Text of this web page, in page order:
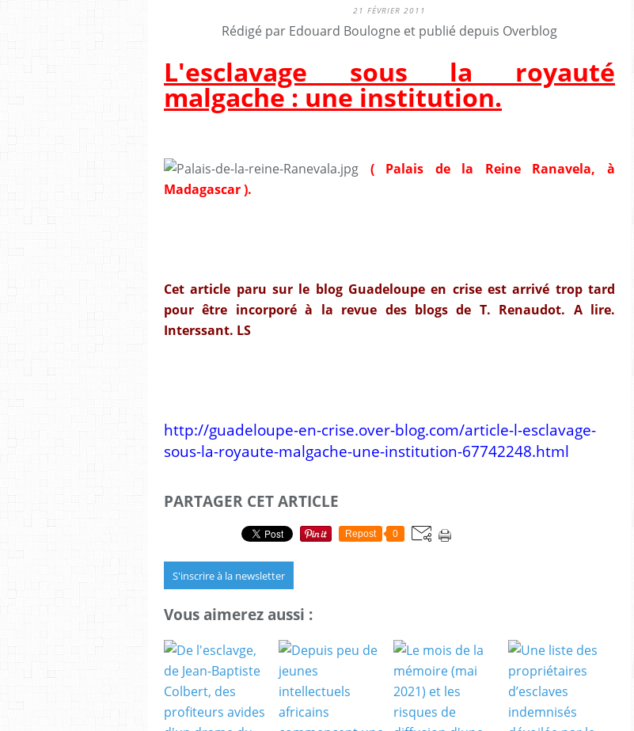
21 FÉVRIER 2011
Rédigé par Edouard Boulogne et publié depuis Overblog
L'esclavage sous la royauté
malgache : une institution.
( Palais de la Reine Ranavela, à
Madagascar ).
Cet article paru sur le blog Guadeloupe en crise est arrivé trop tard
pour être incorporé à la revue des blogs de T. Renaudot. A lire.
Interssant. LS
http://guadeloupe-en-crise.over-blog.com/article-l-esclavage-
sous-la-royaute-malgache-une-institution-67742248.html
PARTAGER CET ARTICLE
Repost 0
S'inscrire à la newsletter
Vous aimerez aussi :